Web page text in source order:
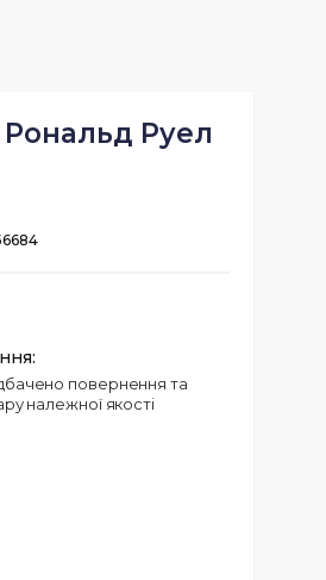
Рональд Руел
належної якості